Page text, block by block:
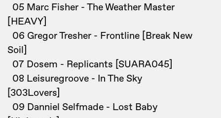
05 Marc Fisher - The Weather Master
[HEAVY]
06 Gregor Tresher - Frontline [Break New
Soil]
07 Dosem - Replicants [SUARA045]
08 Leisuregroove - In The Sky
[303Lovers]
09 Danniel Selfmade - Lost Baby